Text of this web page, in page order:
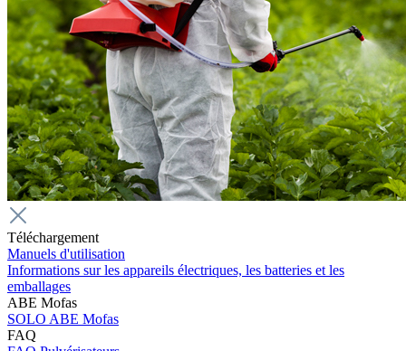
Téléchargement
Manuels d'utilisation
Informations sur les appareils électriques, les batteries et les
emballages
ABE Mofas
SOLO ABE Mofas
FAQ